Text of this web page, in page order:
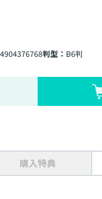
判型：B6判
購入特典